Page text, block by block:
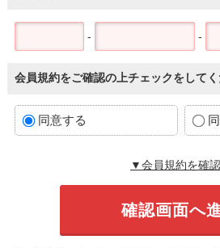
- -
会員規約をご確認の上チェックをして
同意する
▼会員規約を確